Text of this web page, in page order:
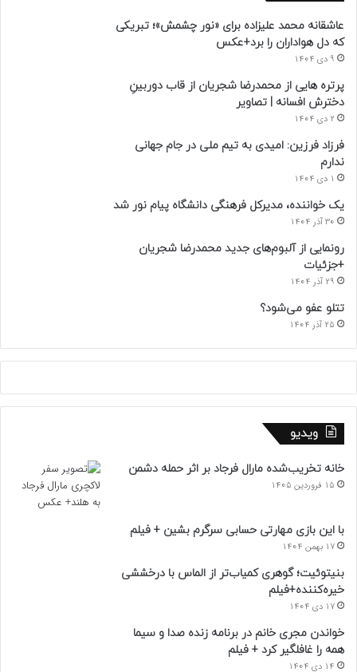
عاشقانه محمد علیزاده برای «نور چشمش»؛ تبریکی
که دل هواداران را برد+عکس
9 دی 1404
پرتره هایی از محمدرضا شجریان از قاب دوربینِ
دخترش افسانه | تصاویر
2 دی 1404
فرزاد فرزین: امیدی به تیم ملی در جام جهانی
ندارم
1 دی 1404
یک خواننده، مدیرکل فرهنگی دانشگاه پیام نور شد
30 آذر 1404
رونمایی از آلبوم‌های جدید محمدرضا شجریان
+جزئیات
29 آذر 1404
تتلو عفو می‌شود؟
25 آذر 1404
ویدیو
خانه تخریب‌شده مارال فرجاد بر اثر حمله دشمن
15 فروردین 1405
با این بازی مهارتی حسابی سرگرم بشین + فیلم
17 بهمن 1404
بنیتوئیت؛ گوهری کمیاب‌تر از الماس با درخششی
خیره‌کننده+فیلم
17 دی 1404
خواندن مجری خانم در برنامه زنده صدا و سیما
همه را غافلگیر کرد + فیلم
14 دی 1404